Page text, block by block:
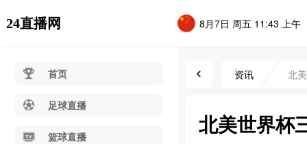
24直播网 8月7日 周五 11:43 上午
首页
足球直播
篮球直播
资讯 北
北美世界杯